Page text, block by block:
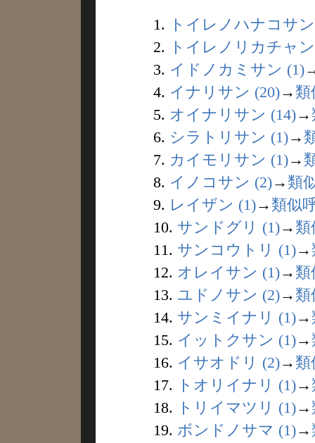
1.
トイレノハナコサ
2.
トイレノリカチャ
3. イドノカミサン (1)
4. イナリサン (20)→ 類
5. オイナリサン (14)→
6. シラトリサン (1)→
7. カイモリサン (1)→
8. イノコサン (2)→ 類
9. レイザン (1)→ 類似
10. サンドグリ (1)→ 類
11. サンコウトリ (1)→
12. オレイサン (1)→ 類
13. ユドノサン (2)→ 類
14. サンミイナリ (1)→
15. イットクサン (1)→
16. イサオドリ (2)→ 類
17.
トオリイナリ (1)→
18.
トリイマツリ (1)→
19. ボンドノサマ (1)→